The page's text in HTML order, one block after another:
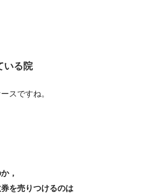
いる院
スですね。
，
を売りつけるのは